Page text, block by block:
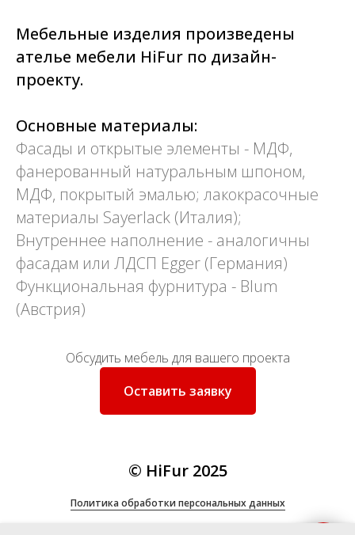
Мебельные изделия произведены
ателье мебели HiFur по дизайн-
проекту.
Основные материалы:
Фасады и открытые элементы - МДФ,
фанерованный натуральным шпоном,
МДФ, покрытый эмалью; лакокрасочные
материалы Sayerlack (Италия);
Внутреннее наполнение - аналогичны
фасадам или ЛДСП Egger (Германия)
Функциональная фурнитура - Blum
(Австрия)
Обсудить мебель для вашего проекта
Оставить заявку
© HiFur 2025
Политика обработки персональных данных